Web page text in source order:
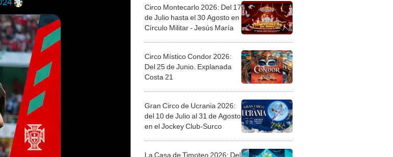
Circo Montecarlo 2026: Del 17
de Julio hasta el 30 Agosto en
Círculo Militar - Jesús María
Circo Místico Condor 2026:
Del 25 de Junio. Explanada
Costa 21
Gran Circo de Ucrania 2026:
del 10 de Julio al 31 de Agosto
en el Jockey Club-Surco
La Casa de Timoteo 2026: Del